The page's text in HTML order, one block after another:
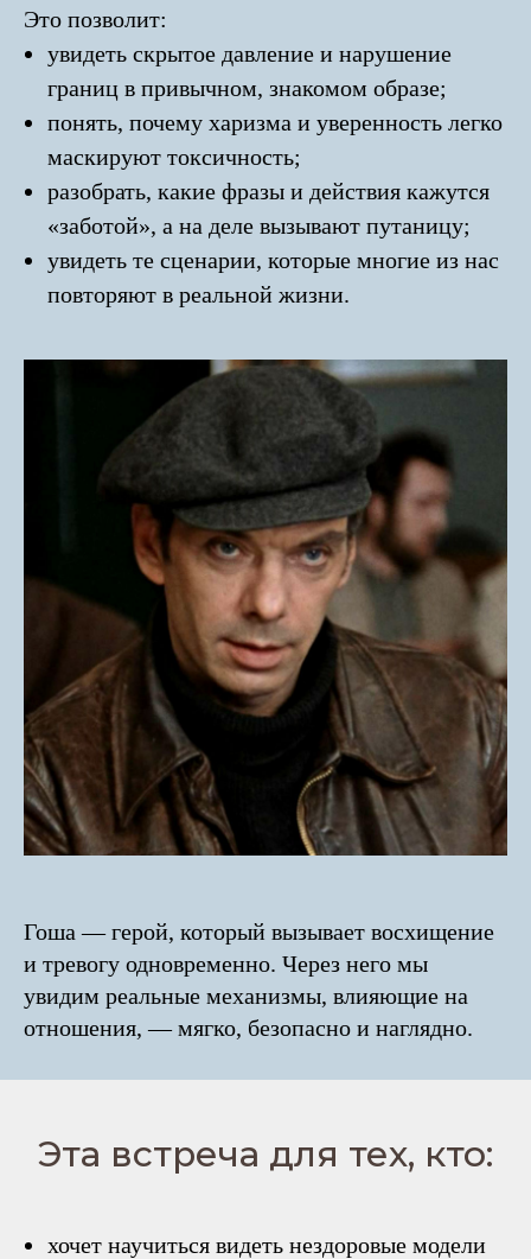
Это позволит:
увидеть скрытое давление и нарушение
границ в привычном, знакомом образе;
понять, почему харизма и уверенность легко
маскируют токсичность;
разобрать, какие фразы и действия кажутся
«заботой», а на деле вызывают путаницу;
увидеть те сценарии, которые многие из нас
повторяют в реальной жизни.
Гоша — герой, который вызывает восхищение
и тревогу одновременно. Через него мы
увидим реальные механизмы, влияющие на
отношения, — мягко, безопасно и наглядно.
Эта встреча для тех, кто:
хочет научиться видеть нездоровые модели